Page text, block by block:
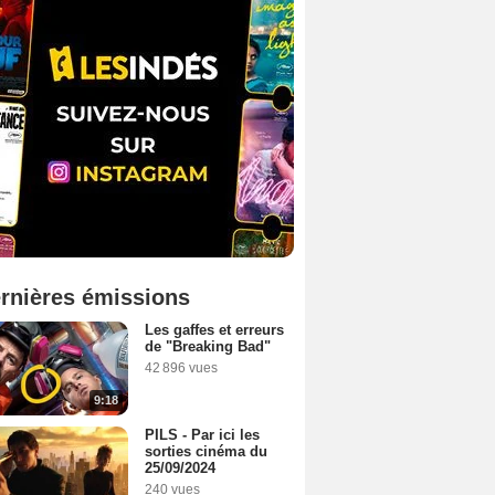
émissions
9:18
Les gaffes et erreurs
de "Breaking Bad"
42 896 vues
PILS - Par ici les
sorties cinéma du
25/09/2024
240 vues